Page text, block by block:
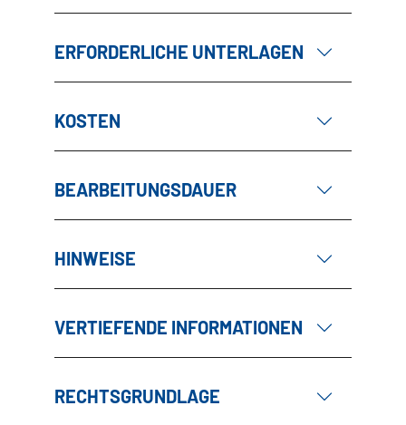
ERFORDERLICHE UNTERLAGEN
KOSTEN
BEARBEITUNGSDAUER
HINWEISE
VERTIEFENDE INFORMATIONEN
RECHTSGRUNDLAGE